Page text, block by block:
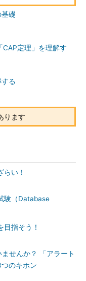
させ、損失規
三者に移転す
財務上負担す
予算を用意し
三者に資金的
保険に入る
17799（JIS X
要素を以下のように
組みがある）
確であり完全
礎
CAP定理」を理解す
する
ります
い！
験（Database
指そう！
せんか？ 「アラート
のキホン